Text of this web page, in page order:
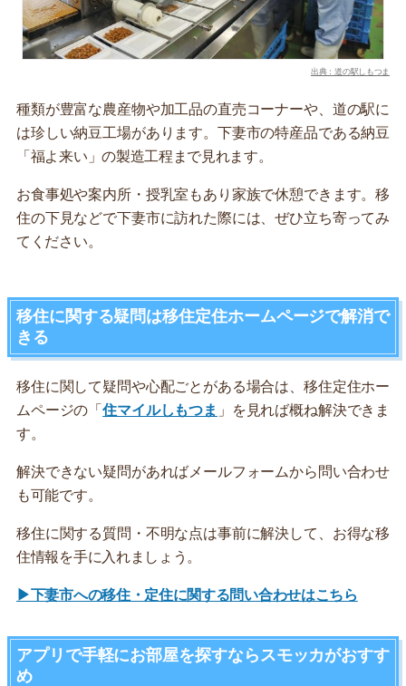
出典：道の駅しもつま
種類が豊富な農産物や加工品の直売コーナーや、道の駅に
は珍しい納豆工場があります。下妻市の特産品である納豆
「福よ来い」の製造工程まで見れます。
お食事処や案内所・授乳室もあり家族で休憩できます。移
住の下見などで下妻市に訪れた際には、ぜひ立ち寄ってみ
てください。
移住に関する疑問は移住定住ホームページで解消で
きる
移住に関して疑問や心配ごとがある場合は、移住定住ホー
ムページの「住マイルしもつま 」を見れば概ね解決できま
す。
解決できない疑問があればメールフォームから問い合わせ
も可能です。
移住に関する質問・不明な点は事前に解決して、お得な移
住情報を手に入れましょう。
▶下妻市への移住・定住に関する問い合わせはこちら
アプリで手軽にお部屋を探すならスモッカがおすす
め